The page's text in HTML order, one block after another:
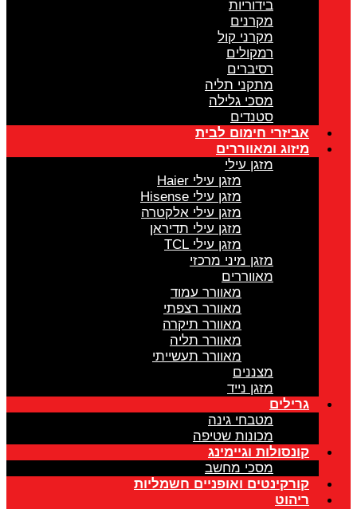
בידוריות
מקרנים
מקרני קול
רמקולים
רסיברים
מתקני תליה
מסכי גלילה
סטנדים
אביזרי חימום לבית
מיזוג ומאווררים
מזגן עילי
מזגן עילי Haier
מזגן עילי Hisense
מזגן עילי אלקטרה
מזגן עילי תדיראן
מזגן עילי TCL
מזגן מיני מרכזי
מאווררים
מאוורר עמוד
מאוורר רצפתי
מאוורר תיקרה
מאוורר תליה
מאוורר תעשייתי
מצננים
מזגן נייד
גרילים
מטבחי גינה
מכונות שטיפה
קונסולות וגיימינג
מסכי מחשב
קורקינטים ואופניים חשמליות
ריהוט